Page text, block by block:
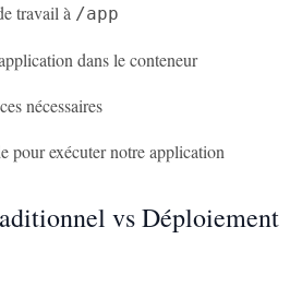
travail à /app
dans le conteneur
nécessaires
pour exécuter notre application
vs Déploiement